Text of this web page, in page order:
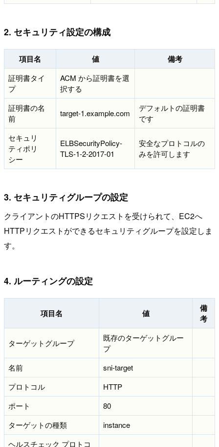
2. セキュリティ設定の構成
項目名 値 備考
証明書タイ
プ
ACM から証明書を選
択する
証明書の名
前
target-1.example.com
デフォルトの証明書
です
セキュリ
ティポリ
シー
ELBSecurityPolicy-
TLS-1-2-2017-01
安全なプロトコルの
みを許可します
3. セキュリティグループの設定
クライアントのHTTPSリクエストを受けられて、EC2へ
HTTPリクエストができるセキュリティグループを設定しま
す。
4. ルーティングの設定
項目名 値
備
考
ターゲットグループ
既存のターゲットグルー
プ
名前
sni-target
プロトコル
HTTP
ポート
80
ターゲットの種類
instance
ヘルスチェック プロトコ